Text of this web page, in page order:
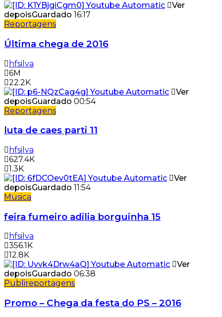
Ver
depoisGuardado 16:17
Reportagens
Última chega de 2016
hfsilva
6M
22.2K
Ver
depoisGuardado 00:54
Reportagens
luta de caes parti 11
hfsilva
627.4K
1.3K
Ver
depoisGuardado 11:54
Musica
feira fumeiro adilia borguinha 15
hfsilva
356.1K
12.8K
Ver
depoisGuardado 06:38
Publireportagens
Promo – Chega da festa do PS – 2016